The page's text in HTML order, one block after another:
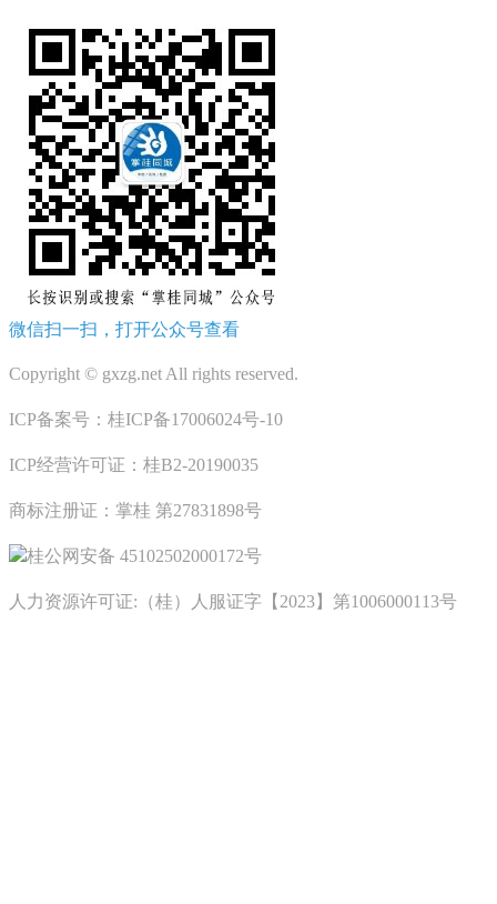
微信扫一扫，打开公众号查看
Copyright © gxzg.net All rights reserved.
ICP备案号：桂ICP备17006024号-10
ICP经营许可证：桂B2-20190035
商标注册证：掌桂 第27831898号
桂公网安备 45102502000172号
人力资源许可证:（桂）人服证字【2023】第1006000113号